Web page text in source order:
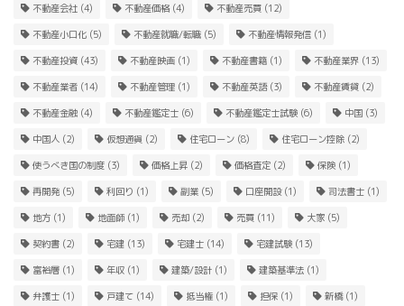
不動産会社 (4) 不動産価格(4) 不動産売買 (12)
不動産小口化 (5) 不動産就職/転職 (5) 不動産情報発信 (1)
不動産投資 (43) 不動産映画 (1) 不動産書籍 (1) 不動産業界 (13)
不動産業者 (14) 不動産管理 (1) 不動産英語(3) 不動産賃貸 (2)
不動産金融 (4) 不動産鑑定士 (6) 不動産鑑定士試験 (6) 中国 (3)
中国人 (2) 仮想通貨 (2) 住宅ローン (8) 住宅ローン控除 (2)
使うべき国の制度 (3) 価格上昇 (2) 価格査定 (2) 保険 (1)
再開発 (5) 利回り (1) 副業 (5) 口座開設(1) 司法書士 (1)
地方 (1) 地面師 (1) 売却 (2) 売買 (11) 大家 (5)
契約書 (2) 宅建 (13) 宅建士 (14) 宅建試験 (13)
富裕層 (1) 年収 (1) 建築/設計 (1) 建築基準法 (1)
弁護士 (1) 戸建て (14) 抵当権 (1) 担保 (1) 新橋(1)